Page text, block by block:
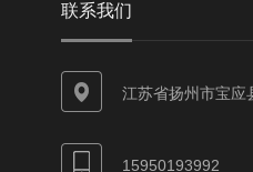
联系我们
江苏省扬州市宝应
15950193992